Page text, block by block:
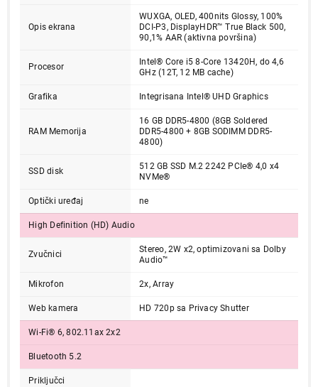
Opis ekrana
WUXGA, OLED, 400nits Glossy, 100%
DCI-P3, DisplayHDR™ True Black 500,
90,1% AAR (aktivna površina)
Procesor
Intel® Core i5 8-Core 13420H, do 4,6
GHz (12T, 12 MB cache)
Grafika Integrisana Intel® UHD Graphics
RAM Memorija
16 GB DDR5-4800 (8GB Soldered
DDR5-4800 + 8GB SODIMM DDR5-
4800)
SSD disk
512 GB SSD M.2 2242 PCIe® 4,0 x4
NVMe®
Optički uređaj ne
High Definition (HD) Audio
Zvučnici
Stereo, 2W x2, optimizovani sa Dolby
Audio™
Mikrofon 2x, Array
Web kamera HD 720p sa Privacy Shutter
Wi-Fi® 6, 802.11ax 2x2
Bluetooth 5.2
Priključci
69.999,00
LAPTOPOVI
LENOVO IdeaPad Slim 3 14IRH10, 14.0."
WUXGA, Intel Core i5-13420H, 16GB,
512GB SSD, DOS, Cosmic Blue
(83K000D2YA)
Proizvod je dodat u korpu.